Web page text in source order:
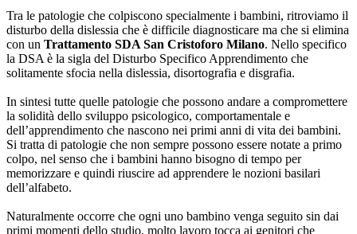
Tra le patologie che colpiscono specialmente i bambini, ritroviamo il
disturbo della dislessia che è difficile diagnosticare ma che si elimina
con un Trattamento SDA San Cristoforo Milano. Nello specifico
la DSA è la sigla del Disturbo Specifico Apprendimento che
solitamente sfocia nella dislessia, disortografia e disgrafia.
In sintesi tutte quelle patologie che possono andare a compromettere
la solidità dello sviluppo psicologico, comportamentale e
dell’apprendimento che nascono nei primi anni di vita dei bambini.
Si tratta di patologie che non sempre possono essere notate a primo
colpo, nel senso che i bambini hanno bisogno di tempo per
memorizzare e quindi riuscire ad apprendere le nozioni basilari
dell’alfabeto.
Naturalmente occorre che ogni uno bambino venga seguito sin dai
primi momenti dello studio, molto lavoro tocca ai genitori che